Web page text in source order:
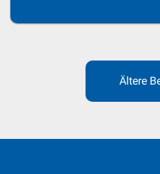
Ältere